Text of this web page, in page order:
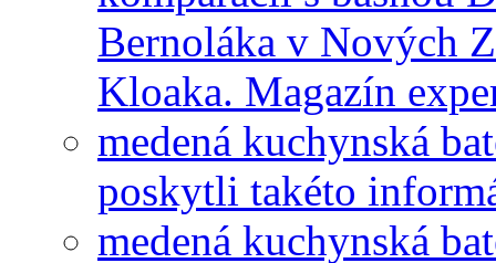
Bernoláka v Nových
Kloaka. Magazín
medená kuchynská
poskytli takéto
medená kuchynská